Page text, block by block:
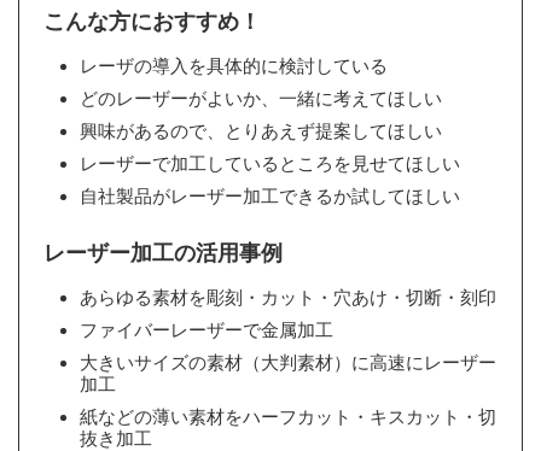
こんな方におすすめ！
レーザの導入を具体的に検討している
どのレーザーがよいか、一緒に考えてほしい
興味があるので、とりあえず提案してほしい
レーザーで加工しているところを見せてほしい
自社製品がレーザー加工できるか試してほしい
レーザー加工の活用事例
あらゆる素材を彫刻・カット・穴あけ・切断・刻印
ファイバーレーザーで金属加工
大きいサイズの素材（大判素材）に高速にレーザー
加工
紙などの薄い素材をハーフカット・キスカット・切
抜き加工